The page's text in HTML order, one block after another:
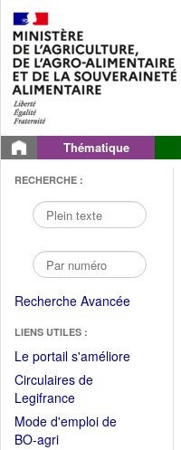
Thématique
RECHERCHE :
Recherche Avancée
LIENS UTILES :
Le portail s'améliore(Fichier
Circulaires de
Legifrance(Ouvrir
dans
une
Mode d'emploi de
BO-agri(Ouvrir